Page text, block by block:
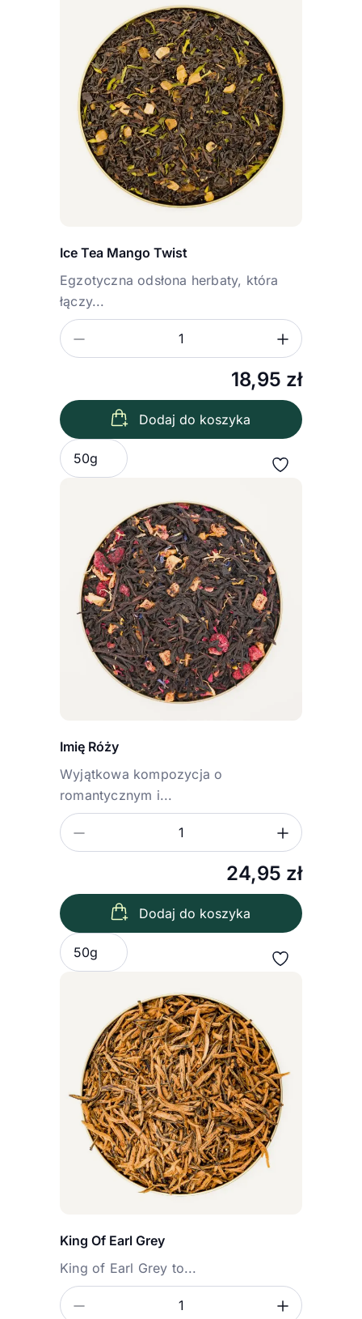
Ice Tea Mango Twist
Egzotyczna odsłona herbaty, która
łączy...
18,95 zł
Zmniejsz ilość
Dodaj do koszyka
Imię Róży
Wyjątkowa kompozycja o
romantycznym i...
24,95 zł
Zmniejsz ilość
Wybierz wariant
50g
Dodaj do koszyka
King Of Earl Grey
King of Earl Grey to...
Wybierz wariant
50g